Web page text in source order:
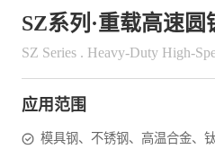
SZ系列·重载高速圆
SZ Series . Heavy-Duty High-
应用范围
模具钢、不锈钢、高温合金、